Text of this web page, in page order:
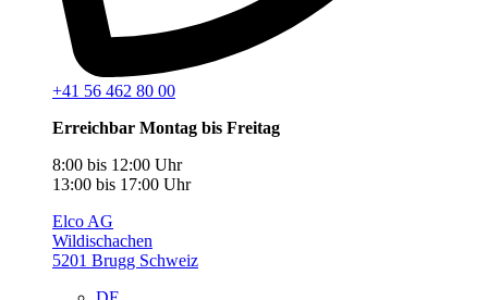
+41 56 462 80 00
Erreichbar Montag bis Freitag
8:00 bis 12:00 Uhr
13:00 bis 17:00 Uhr
Elco AG
Wildischachen
5201 Brugg Schweiz